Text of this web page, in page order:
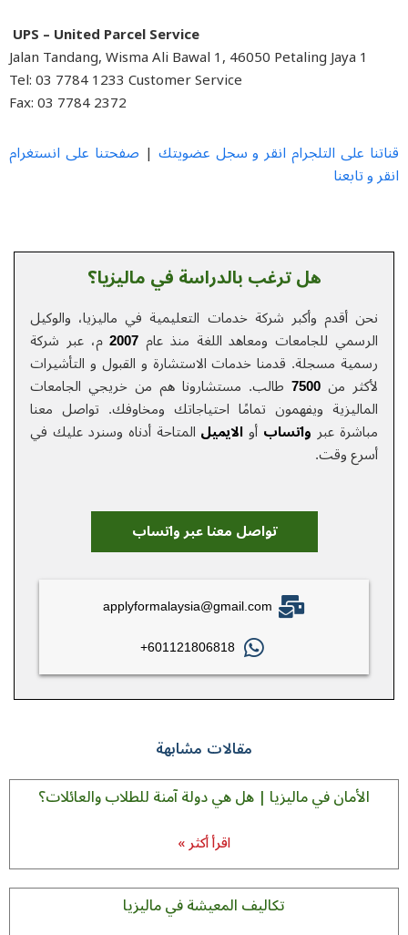
UPS – United Parcel Service
Tel: 03 7784 1233 Customer Service
Fax: 03 7784 2372
على التلجرام انقر و سجل عضويتك|صفحتنا على انستغرام
و تابعنا
هل ترغب بالدراسة في ماليزيا؟
نحن أقدم وأكبر شركة خدمات التعلیمیة في ماليزيا، والوكيل
الرسمي للجامعات ومعاهد اللغة منذ عام
2007م، عبر شركة
رسمية مسجلة. قدمنا خدمات الاستشارة و القبول و التأشيرات
لأكثر من
7500طالب. مستشارونا هم من خريجي الجامعات
الماليزية ويفهمون تمامًا احتياجاتك ومخاوفك.تواصل معنا
مباشرة عبر واتسابأو الایمیلالمتاحة أدناه وسنرد عليك في
أسرع وقت.
تواصل معنا عبر واتساب
applyformalaysia@gmail.com
601121806818+
مقالات مشابهة
الأمان في ماليزيا | هل هي دولة آمنة للطلاب والعائلات؟
اقرأ أكثر »
تکالیف المعیشة في ماليزيا